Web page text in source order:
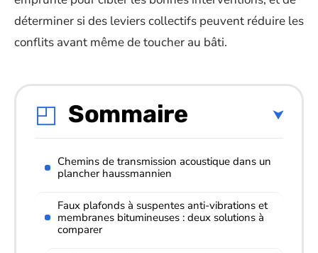
déterminer si des leviers collectifs peuvent réduire les
conflits avant même de toucher au bâti.
Sommaire
Chemins de transmission acoustique dans un
plancher haussmannien
Faux plafonds à suspentes anti-vibrations et
membranes bitumineuses : deux solutions à
comparer